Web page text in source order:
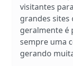
visitantes
grandes
geralmente é
sempre uma
gerando